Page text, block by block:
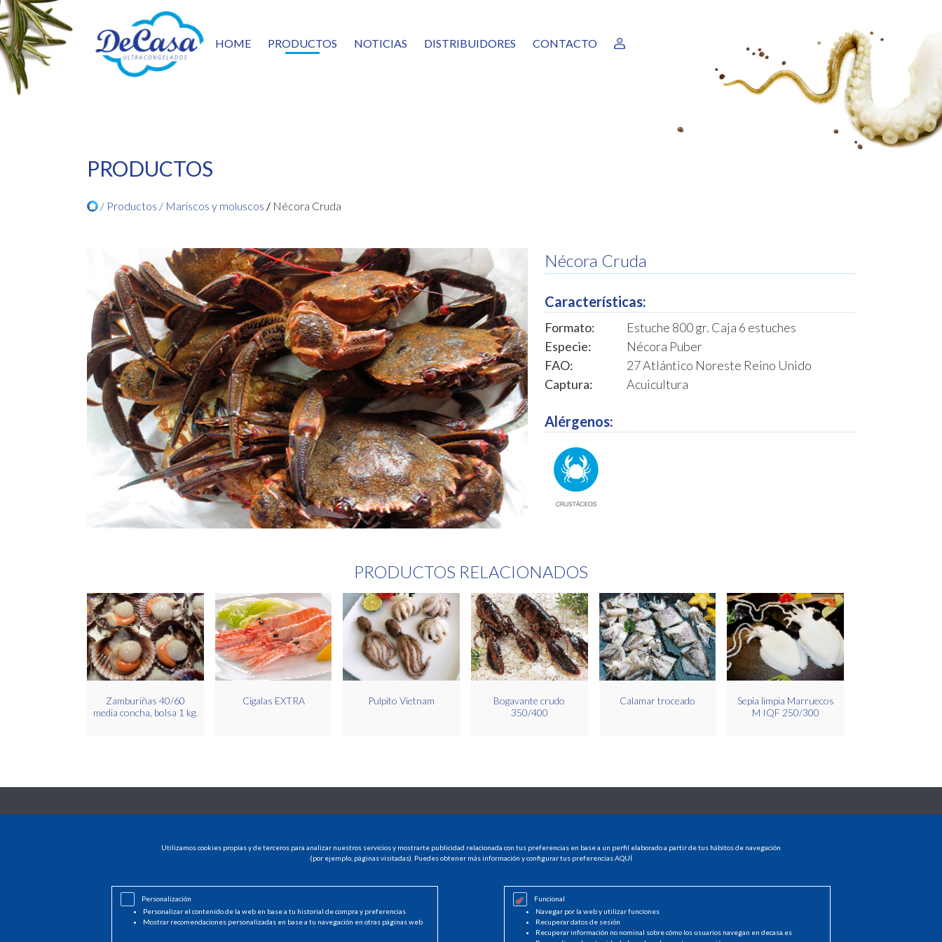
Utilizamos cookies propias y de terceros para analizar nuestros servicios y mostrarte publicidad relacionada con tus preferencias en base a un perfil elaborado a partir de tus hábitos de navegación
(por ejemplo, páginas visitadas). Puedes obtener más información y configurar tus preferenciasAQUÍ
Personalización
Personalizar el contenido de la web en base a tu historial de compra y preferencias
Mostrar recomendaciones personalizadas en base a tu navegación en otras páginas web
Funcional
Navegar por la web y utilizar funciones
Recuperar datos de sesión
Recuperar información no nominal sobre cómo los usuarios navegan en decasa.es
HOME PRODUCTOS
PATATAS PREFRITAS
FRUTAS, POSTRES Y MASAS CONGELADAS
NOTICIAS DISTRIBUIDORES CONTACTO
PRODUCTOS
/ Productos / Mariscos y moluscos / Nécora Cruda
Nécora Cruda
Características:
Formato:
Estuche 800 gr. Caja 6 estuches
Especie:
Nécora Puber
FAO:
27 Atlántico Noreste Reino Unido
Captura:
Acuicultura
Alérgenos:
PRODUCTOS RELACIONADOS
Zamburiñas 40/60
media concha, bolsa 1 kg.
Cigalas EXTRA Pulpito Vietnam
Bogavante crudo
350/400
Calamar troceado
Sepia limpia Marruecos
M IQF 250/300
CASTELLÓN
12003 Castellón
info@decasa.es
Aviso legal
Política de privacidad
HOME
DISTRIBUIDORES
INICIAR SESIÓN